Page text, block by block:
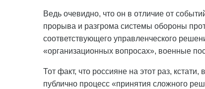
Ведь очевидно, что он в отличие от
прорыва и разгрома системы обороны
соответствующего управленческого
«организационных вопросах», военные
Тот факт, что россияне на этот раз,
публично процесс «принятия сложного